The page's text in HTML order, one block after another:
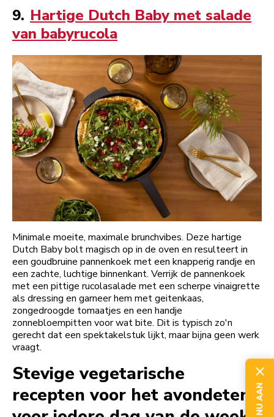
9. Hartige Dutch Baby met salade
van babyrucola
Minimale moeite, maximale brunchvibes. Deze hartige
Dutch Baby bolt magisch op in de oven en resulteert in
een goudbruine pannenkoek met een knapperig randje en
een zachte, luchtige binnenkant. Verrijk de pannenkoek
met een pittige rucolasalade met een scherpe vinaigrette
als dressing en garneer hem met geitenkaas,
zongedroogde tomaatjes en een handje
zonnebloempitten voor wat bite. Dit is typisch zo'n
gerecht dat een spektakelstuk lijkt, maar bijna geen werk
vraagt.
Stevige vegetarische
recepten voor het avondeten,